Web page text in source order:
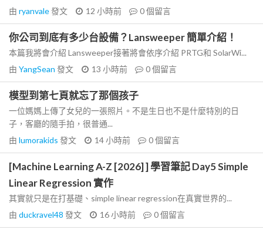
由 ryanvale發文 12 小時前 0個留言
你公司到底有多少台設備？Lansweeper 簡單介紹！
本篇我將會介紹 Lansweeper接著將會依序介紹 PRTG和 SolarWi...
由 YangSean 發文 13 小時前 0個留言
模型到第七頁就忘了那個孩子
一位媽媽上傳了女兒的一張照片。不是生日也不是什麼特別的日
子，客廳的隨手拍，很普通...
由 lumorakids 發文 14 小時前 0個留言
[Machine Learning A-Z [2026] ] 學習筆記 Day5 Simple
Linear Regression 實作
其實就只是在打基礎、simple linear regression在真實世界的...
由 duckravel48 發文 16 小時前 0個留言